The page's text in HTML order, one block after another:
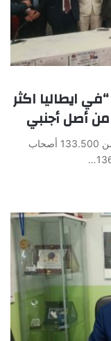
ايطاليا اكثر
النقيب البروفيسور فؤاد عودة: “في ايطاليا اكثر من 133.500 أصحاب